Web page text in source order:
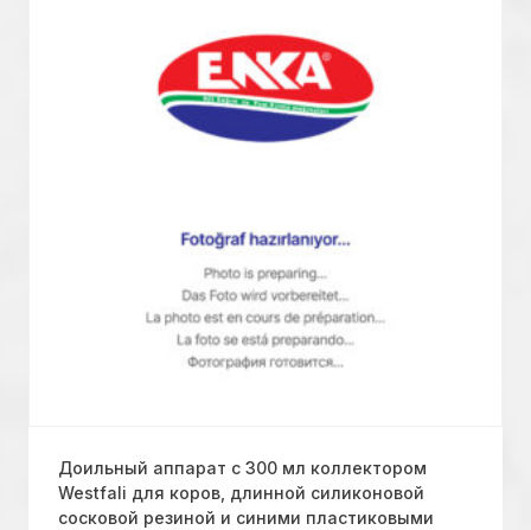
Доильный аппарат с 300 мл коллектором
Westfali для коров, длинной силиконовой
сосковой резиной и синими пластиковыми